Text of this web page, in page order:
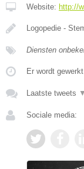
Website: http://
Logopedie -
Diensten
Er wordt
Laatste tweets ▼
Sociale media: